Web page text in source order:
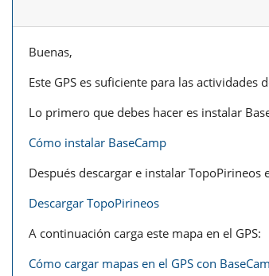
Buenas,
Este GPS es suficiente para las
Lo primero que debes hacer es instalar
Cómo instalar BaseCamp
Después descargar e instalar
Descargar TopoPirineos
A continuación carga este mapa en el GPS:
Cómo cargar mapas en el GPS con